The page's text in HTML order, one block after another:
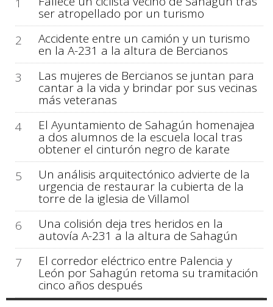
ser atropellado por un turismo
2
Accidente entre un camión y un turismo
en la A-231 a la altura de Bercianos
3
Las mujeres de Bercianos se juntan para
cantar a la vida y brindar por sus vecinas
más veteranas
4
El Ayuntamiento de Sahagún homenajea
a dos alumnos de la escuela local tras
obtener el cinturón negro de karate
5
Un análisis arquitectónico advierte de la
urgencia de restaurar la cubierta de la
torre de la iglesia de Villamol
6
Una colisión deja tres heridos en la
autovía A-231 a la altura de Sahagún
7
El corredor eléctrico entre Palencia y
León por Sahagún retoma su tramitación
cinco años después